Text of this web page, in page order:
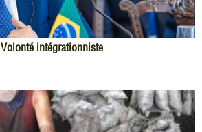
Volonté intégrationniste